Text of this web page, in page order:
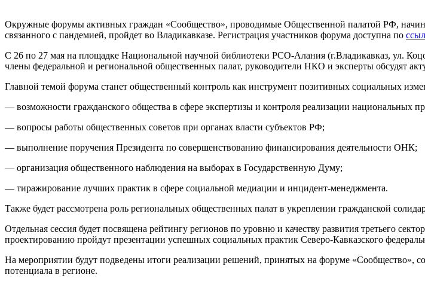
Окружные форумы активных граждан «Сообщество», проводимые Общественной палатой РФ,
связанного с пандемией, пройдет во Владикавказе. Регистрация участников форума доступна по
С 26 по 27 мая на площадке Национальной научной библиотеки РСО-Алания (г.Владикавказ, ул.
члены федеральной и региональной общественных палат, руководители НКО и эксперты обсудят
Главной темой форума станет общественный контроль как инструмент позитивных социальных
— возможности гражданского общества в сфере экспертизы и контроля реализации национальных
— вопросы работы общественных советов при органах власти субъектов РФ;
— выполнение поручения Президента по совершенствованию финансирования деятельности ОНК;
— организация общественного наблюдения на выборах в Государственную Думу;
— тиражирование лучших практик в сфере социальной медиации и инцидент-менеджмента.
Также будет рассмотрена роль региональных общественных палат в укреплении гражданской
Отдельная сессия будет посвящена рейтингу регионов по уровню и качеству развития третьего
проектированию пройдут презентации успешных социальных практик Северо-Кавказского
На мероприятии будут подведены итоги реализации решений, принятых на форуме «Сообщество»,
потенциала в регионе.